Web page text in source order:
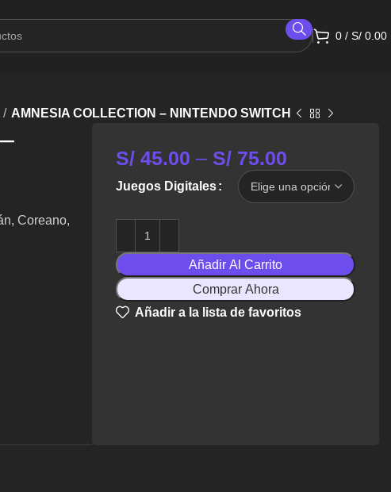
0 / S/ 0.00
AMNESIA COLLECTION – NINTENDO SWITCH
Coreano,
S/ 45.00 – S/ 75.00
Juegos Digitales
Añadir Al Carrito
Comprar Ahora
Añadir a la lista de favoritos